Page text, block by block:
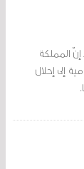
إنّ المملكة
إلى إحلال